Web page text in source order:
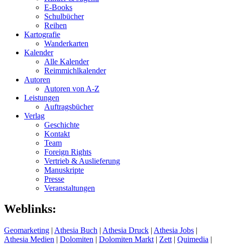
E-Books
Schulbücher
Reihen
Kartografie
Wanderkarten
Kalender
Alle Kalender
Reimmichlkalender
Autoren
Autoren von A-Z
Leistungen
Auftragsbücher
Verlag
Geschichte
Kontakt
Team
Foreign Rights
Vertrieb & Auslieferung
Manuskripte
Presse
Veranstaltungen
Weblinks:
Geomarketing | Athesia Buch | Athesia Druck | Athesia Jobs |
Athesia Medien | Dolomiten | Dolomiten Markt | Zett | Quimedia |